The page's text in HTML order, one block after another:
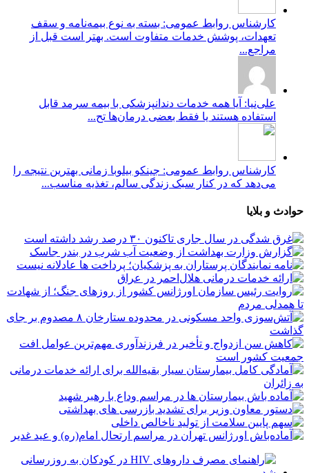
کارشناس روابط عمومی: بسته به نوع بیمه‌نامه و سقف
تعهدات، پوشش خدمات متفاوت است. بهتر است قبل از
مراجع...
علی‌نیا: آیا همه خدمات دندانپزشکی با بیمه سرمد قابل
استفاده هستند یا فقط بعضی درمان‌ها تح...
کارشناس روابط عمومی: جینکو بیلوبا زمانی بهترین نتیجه را
می‌دهد که در کنار سبک زندگی سالم، تغذیه مناسب...
حوادث و بلایا